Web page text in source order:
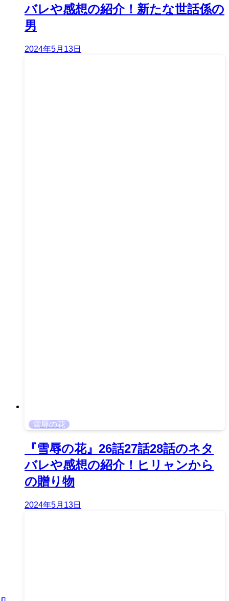
バレや感想の紹介！新たな世話係の
男
2024年5月13日
雪辱の花
『雪辱の花』26話27話28話のネタ
バレや感想の紹介！ヒリャンから
の贈り物
2024年5月13日